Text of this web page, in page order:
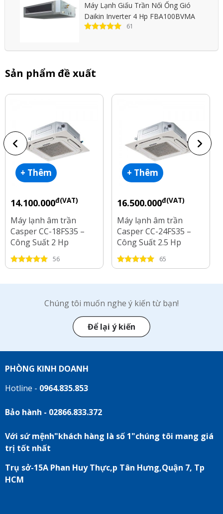
Máy Lạnh Giấu Trần Nối Ống Gió
Daikin Inverter 4 Hp FBA100BVMA
61
Sản phẩm đề xuất
+ Thêm
14.100.000đ(VAT)
Máy lạnh âm trần
Casper CC-18FS35 –
Công Suất 2 Hp
56
+ Thêm
16.500.000đ(VAT)
Máy lạnh âm trần
Casper CC-24FS35 –
Công Suất 2.5 Hp
65
Chúng tôi muốn nghe ý kiến từ bạn!
Để lại ý kiến
PHÒNG KINH DOANH
Hotline - 0964.835.853
Bảo hành - 02866.833.372
Với sứ mệnh"khách hàng là số 1"chúng tôi mang giá
trị tốt nhất
Trụ sở-15A Phan Huy Thực,p Tân Hưng,Quận 7, Tp
HCM